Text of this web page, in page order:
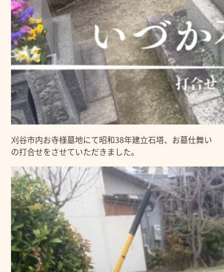
刈谷市内お寺様墓地にて昭和38年建立石塔、お墓仕舞い
の打合せをさせていただきました。